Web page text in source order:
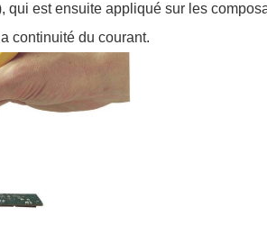
est ensuite appliqué sur les
continuité du courant.